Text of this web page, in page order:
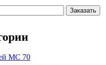
Заказать
МС 70